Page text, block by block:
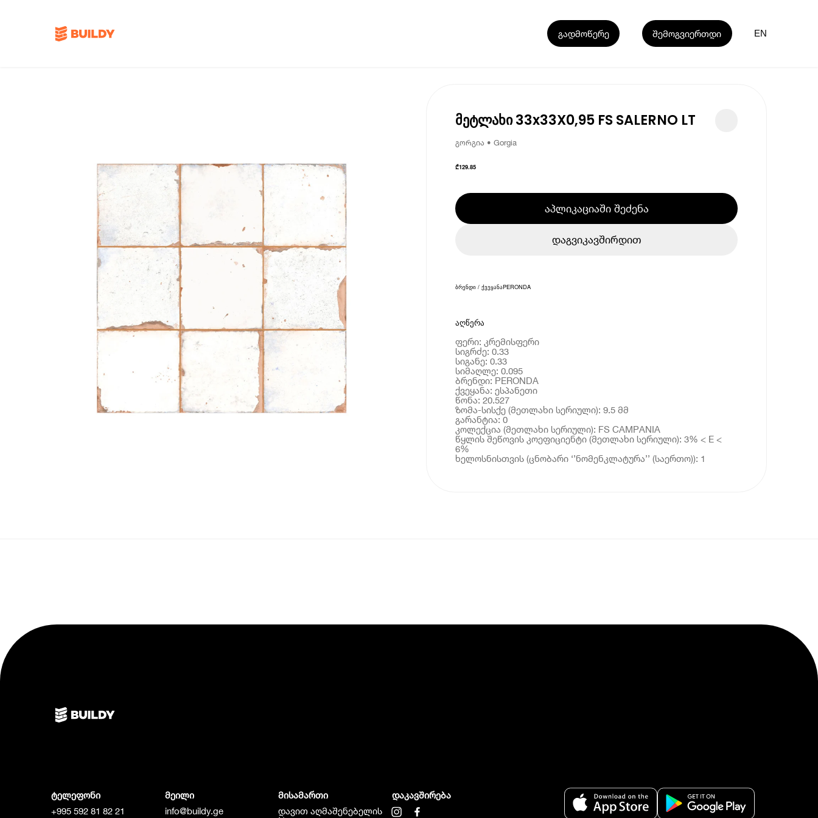
გადმოწერე შემოგვიერთდი EN
მეტლახი 33x33X0,95 FS SALERNO LT
გორგია • Gorgia
₾129.85
აპლიკაციაში შეძენა
დაგვიკავშირდით
ბრენდი / ქვეყანაPERONDA
აღწერა
ფერი: კრემისფერი
სიგრძე: 0.33
სიგანე: 0.33
სიმაღლე: 0.095
ბრენდი: PERONDA
ქვეყანა: ესპანეთი
წონა: 20.527
ზომა-სისქე (მეთლახი სერიული): 9.5 მმ
გარანტია: 0
კოლექცია (მეთლახი სერიული): FS CAMPANIA
წყლის შეწოვის კოეფიციენტი (მეთლახი სერიული): 3% < E <
6%
ტელეფონი
+995 592 81 82 21
მეილი
info@buildy.ge
მისამართი
დავით აღმაშენებელის
დაკავშირება